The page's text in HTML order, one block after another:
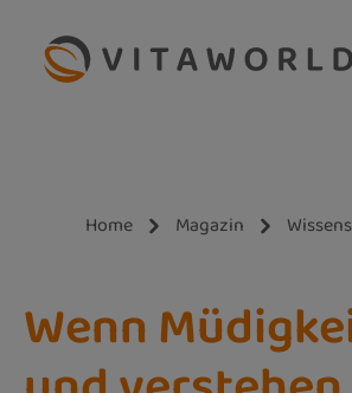
Hauptinhalt springen
Zur Suche springen
Zur Hauptnavigation springen
Home Magazin
Wenn